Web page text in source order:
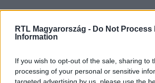
RTL Magyarország - Do Not Process
Information
If you wish to opt-out of the sale, sharing to
processing of your personal or sensitive
targeted advertising by us, please use the
Itt állítsd be, hogy az RTL.hu az